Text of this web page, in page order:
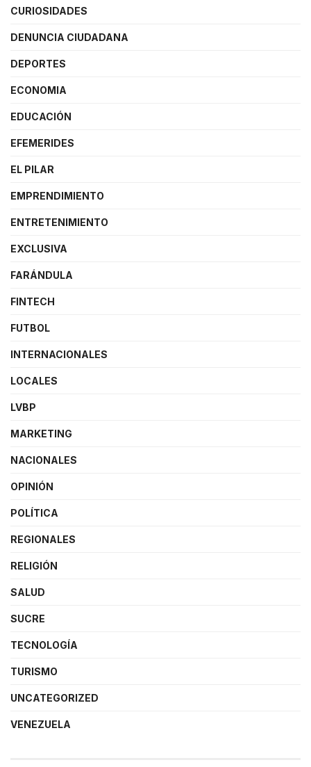
CURIOSIDADES
DENUNCIA CIUDADANA
DEPORTES
ECONOMIA
EDUCACIÓN
EFEMERIDES
EL PILAR
EMPRENDIMIENTO
ENTRETENIMIENTO
EXCLUSIVA
FARÁNDULA
FINTECH
FUTBOL
INTERNACIONALES
LOCALES
LVBP
MARKETING
NACIONALES
OPINIÓN
POLÍTICA
REGIONALES
RELIGIÓN
SALUD
SUCRE
TECNOLOGÍA
TURISMO
UNCATEGORIZED
VENEZUELA